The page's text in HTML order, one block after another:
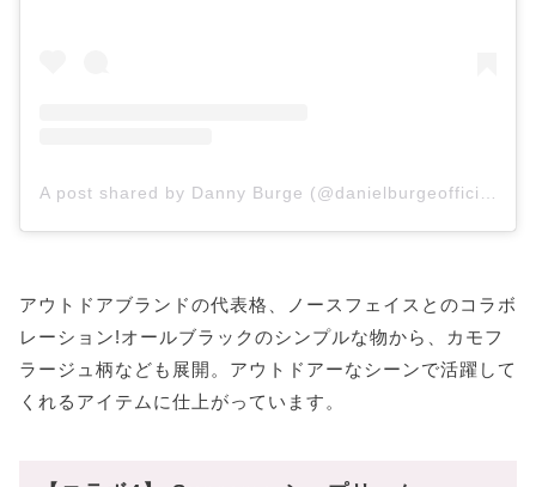
アウトドアブランドの代表格、ノースフェイスとのコラボ
レーション!オールブラックのシンプルな物から、カモフ
ラージュ柄なども展開。アウトドアーなシーンで活躍して
くれるアイテムに仕上がっています。